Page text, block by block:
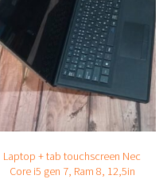
Laptop + tab touchscreen Nec
Core i5 gen 7, Ram 8, 12,5in